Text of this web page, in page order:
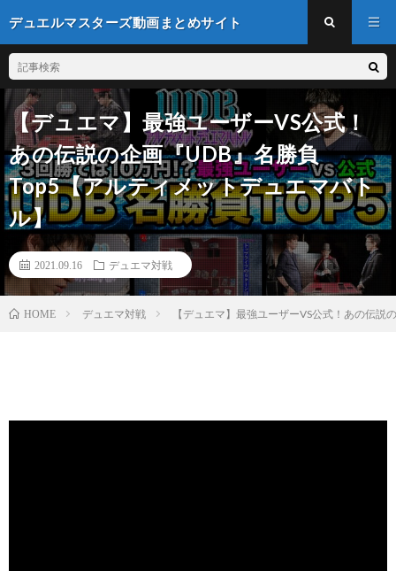
デュエルマスターズ動画まとめサイト
【デュエマ】最強ユーザーVS公式！
あの伝説の企画『UDB』名勝負
Top5【アルティメットデュエマバト
ル】
2021.09.16 デュエマ対戦
HOME デュエマ対戦 【デュエマ】最強ユーザーVS公式！あの伝